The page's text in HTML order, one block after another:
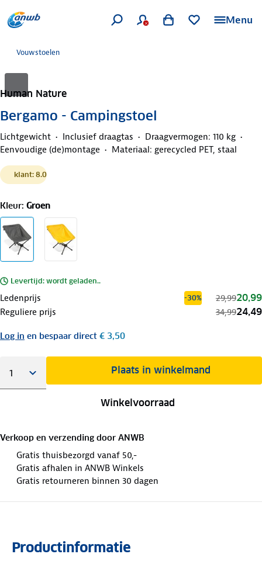
Menu
Vouwstoelen
Human Nature
Bergamo - Campingstoel
Lichtgewicht Inclusief draagtas
Draagvermogen: 110 kg
Eenvoudige (de)montage
Materiaal: gerecycled PET, staal
klant: 8.0
Kleur: Groen
Levertijd: wordt geladen..
Ledenprijs -30% 29,9920,99
Reguliere prijs 34,9924,49
Log in en bespaar direct € 3,50
Plaats in winkelmand
Winkelvoorraad
Verkoop en verzending door ANWB
Gratis thuisbezorgd vanaf 50,-
Gratis afhalen in ANWB Winkels
Gratis retourneren binnen 30 dagen
Productinformatie